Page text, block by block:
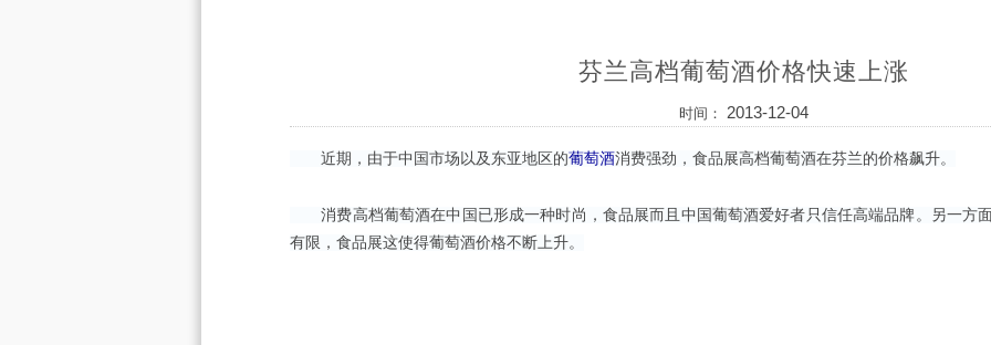
芬兰高档葡萄酒价格快速上涨
时间： 2013-12-04
近期，由于中国市场以及东亚地区的葡萄酒消费强劲，食品展高档葡萄酒在芬兰的价格飙升。
消费高档葡萄酒在中国已形成一种时尚，食品展而且中国葡萄酒爱好者只信任高端品牌。另一方
有限，食品展这使得葡萄酒价格不断上升。